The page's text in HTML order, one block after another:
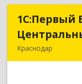
1С:Первый
Краснодар